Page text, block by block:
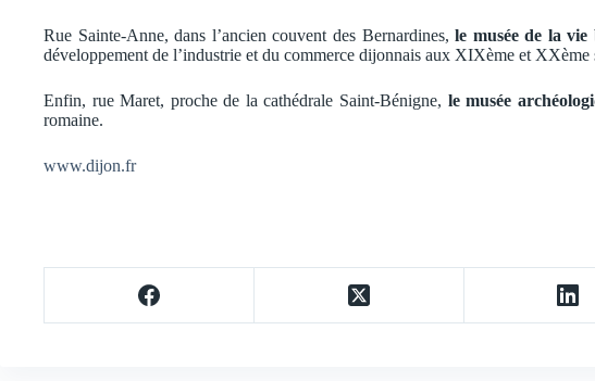
Rue Sainte-Anne, dans l’ancien couvent des Bernardines,le musée de la
développement de l’industrie et du commerce dijonnais aux XIXème et XXème
Enfin, rue Maret, proche de la cathédrale Saint-Bénigne, le musée
romaine.
www.dijon.fr